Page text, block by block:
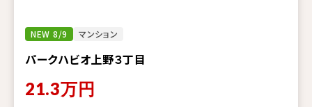
NEW 8/9 マンション
パークハビオ上野３丁目
21.3万円